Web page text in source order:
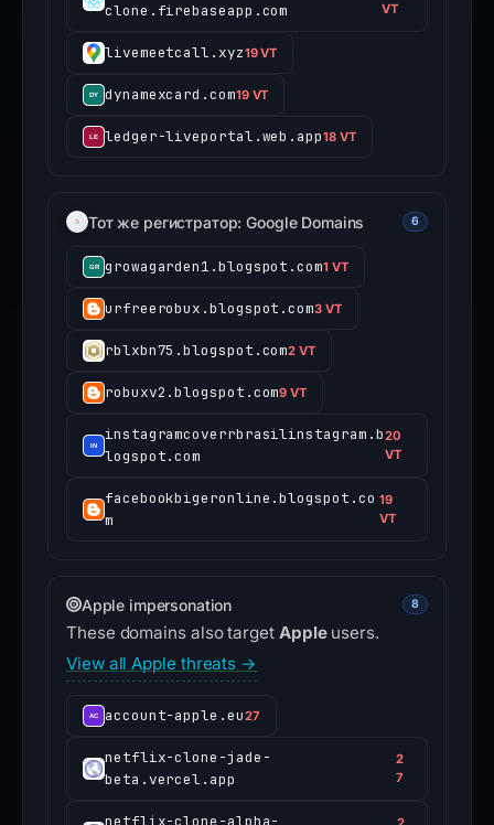
clone.firebaseapp.com
VT
livemeetcall.xyz19 VT
dynamexcard.com19 VT
ledger-liveportal.web.app18 VT
Тот же регистратор: Google Domains 6
growagarden1.blogspot.com1 VT
urfreerobux.blogspot.com3 VT
rblxbn75.blogspot.com2 VT
robuxv2.blogspot.com9 VT
instagramcoverrbrasilinstagram.b
logspot.com
20
VT
facebookbigeronline.blogspot.co
m
19
VT
Apple impersonation 8
These domains also target Appleusers.
View all Apple threats →
account-apple.eu27
netflix-clone-jade-
beta.vercel.app
2
7
netflix-clone-alpha-